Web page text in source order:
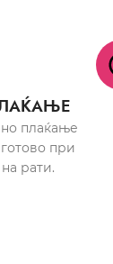
плаќање
при
рати.